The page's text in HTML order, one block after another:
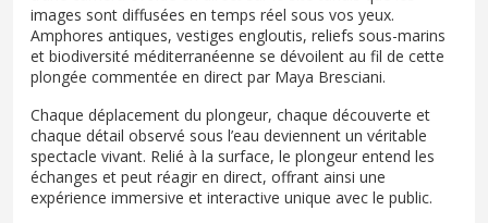
images sont diffusées en temps réel sous vos yeux.
Amphores antiques, vestiges engloutis, reliefs sous-marins
et biodiversité méditerranéenne se dévoilent au fil de cette
plongée commentée en direct par Maya Bresciani.
Chaque déplacement du plongeur, chaque découverte et
chaque détail observé sous l’eau deviennent un véritable
spectacle vivant. Relié à la surface, le plongeur entend les
échanges et peut réagir en direct, offrant ainsi une
expérience immersive et interactive unique avec le public.